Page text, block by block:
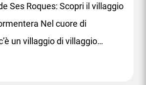
Ses Roques: Scopri il villaggio
Nel cuore di
un villaggio di villaggio…